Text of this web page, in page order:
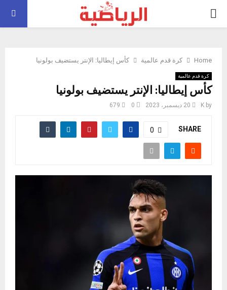
PRIMARY
Home كرة قدم عالمية كأس إيطاليا: الإنتر يستضيف بولونيا
كرة قدم عالمية
كأس إيطاليا: الإنتر يستضيف بولونيا
by
K 20 ديسمبر، 2023 0
679
SHARE
0